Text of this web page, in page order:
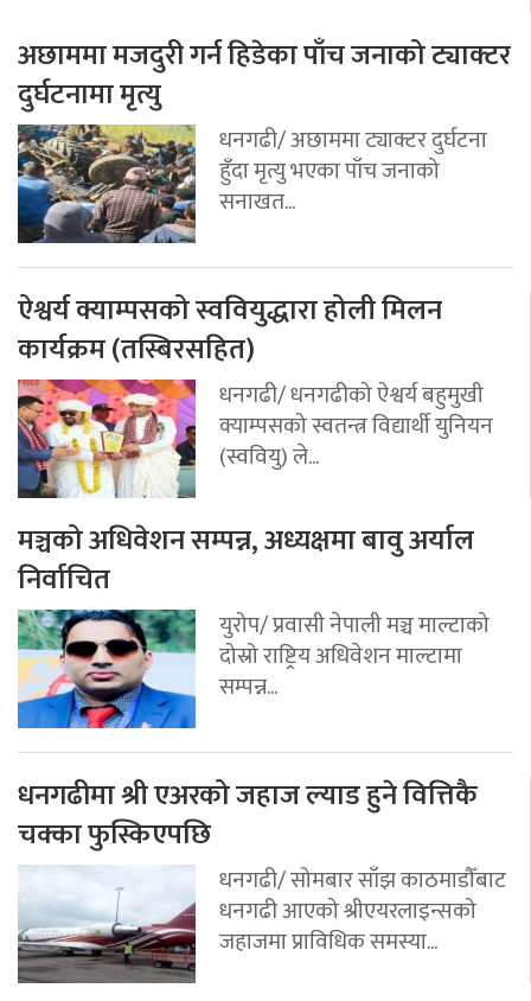
अछाममा मजदुरी गर्न हिडेका पाँच जनाको ट्याक्टर
दुर्घटनामा मृत्यु
धनगढी/ अछाममा ट्याक्टर दुर्घटना
हुँदा मृत्यु भएका पाँच जनाको
सनाखत...
ऐश्वर्य क्याम्पसको स्ववियुद्धारा होली मिलन
कार्यक्रम (तस्बिरसहित)
धनगढी/ धनगढीको ऐश्वर्य बहुमुखी
क्याम्पसको स्वतन्त्र विद्यार्थी युनियन
(स्ववियु) ले...
मञ्चको अधिवेशन सम्पन्न, अध्यक्षमा बावु अर्याल
निर्वाचित
युरोप/ प्रवासी नेपाली मञ्च माल्टाको
दोस्रो राष्ट्रिय अधिवेशन माल्टामा
सम्पन्न...
धनगढीमा श्री एअरको जहाज ल्याड हुने वित्तिकै
चक्का फुस्किएपछि
धनगढी/ सोमबार साँझ काठमाडौँबाट
धनगढी आएको श्रीएयरलाइन्सको
जहाजमा प्राविधिक समस्या...